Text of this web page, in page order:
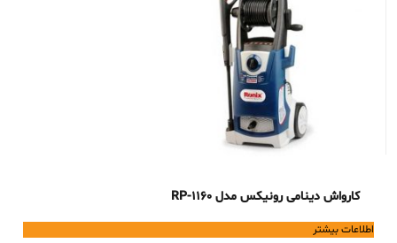
کارواش دینامی رونیکس مدل RP-1160
اطلاعات بیشتر